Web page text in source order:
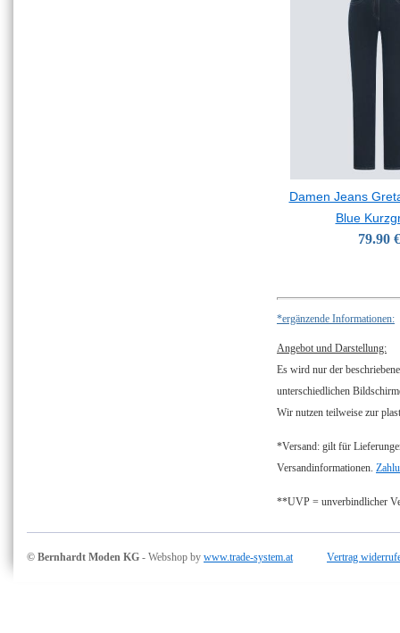
Damen Jeans
Blue
79.90 €
*ergänzende Informationen:
Angebot und Darstellung:
Es wird nur der
unterschiedlichen
Wir nutzen teilweise zur
*Versand: gilt für
Versandinformationen.
**UVP = unverbindlicher
© Bernhardt Moden KG - Webshop by www.trade-system.at Vertrag